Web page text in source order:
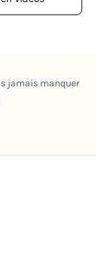
jamais manquer